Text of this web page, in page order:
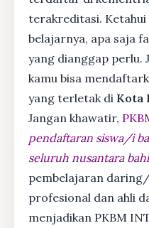
terakreditasi. Ketahui
belajarnya, apa saja
yang dianggap perlu.
kamu bisa
yang terletak di Kota
Jangan khawatir,
pendaftaran siswa/i
seluruh nusantara
pembelajaran
profesional dan ahli
menjadikan PKBM